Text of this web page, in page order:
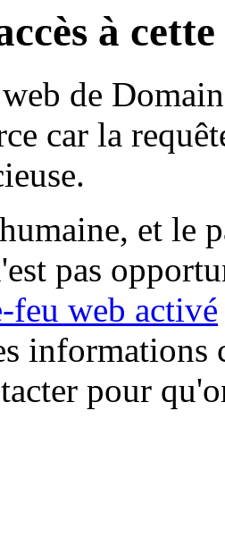
à
de
car la
et le
pas
feu web activé
informations
pour